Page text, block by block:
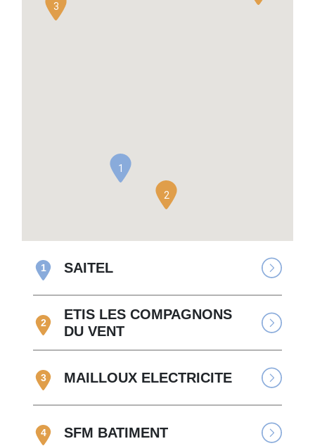
1
2
3
1 SAITEL
2
ETIS LES COMPAGNONS
DU VENT
3 MAILLOUX ELECTRICITE
4 SFM BATIMENT